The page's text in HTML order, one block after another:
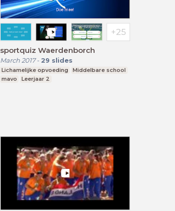
sportquiz Waerdenborch
March 2017- 29 slides
Lichamelijke opvoeding
Middelbare school
mavo
Leerjaar 2